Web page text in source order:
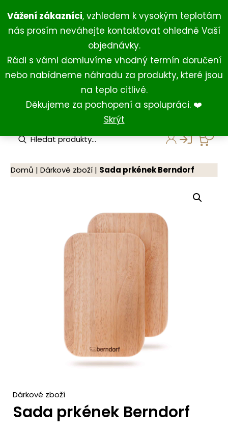
Vážení zákazníci, vzhledem k vysokým teplotám
nás prosím neváhejte kontaktovat ohledně Vaší
objednávky.
Rádi s vámi domluvíme vhodný termín doručení
nebo nabídneme náhradu za produkty, které jsou
na teplo citlivé.
Děkujeme za pochopení a spolupráci. ❤️
Skrýt
na
obsah
+420 734 429 111 (Po-Ne 8:00-18:00)
+420 731 127 211 (For English)
u
c
Domů | Dárkové zboží | Sada prkének Berndorf
Dárkové zboží
Sada prkének Berndorf